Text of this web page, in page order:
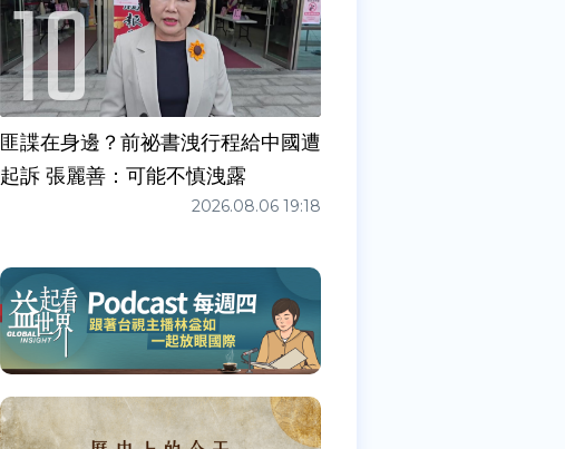
匪諜在身邊？前祕書洩行程給中國遭
起訴 張麗善：可能不慎洩露
2026.08.06 19:18